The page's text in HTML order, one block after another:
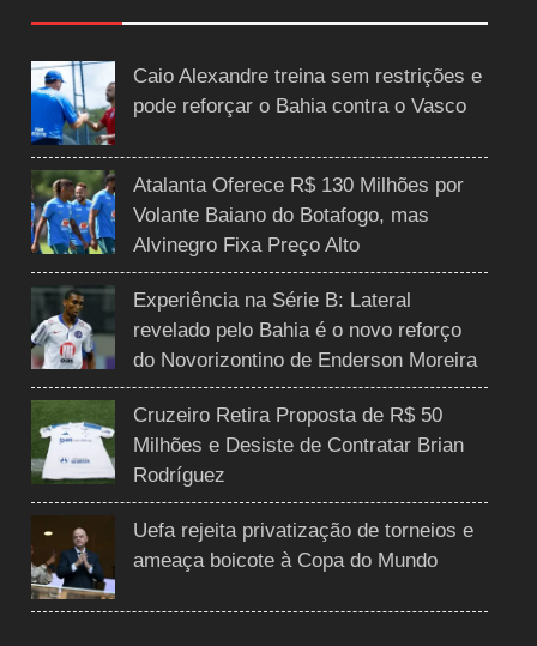
Caio Alexandre treina sem restrições e
pode reforçar o Bahia contra o Vasco
Atalanta Oferece R$ 130 Milhões por
Volante Baiano do Botafogo, mas
Alvinegro Fixa Preço Alto
Experiência na Série B: Lateral
revelado pelo Bahia é o novo reforço
do Novorizontino de Enderson Moreira
Cruzeiro Retira Proposta de R$ 50
Milhões e Desiste de Contratar Brian
Rodríguez
Uefa rejeita privatização de torneios e
ameaça boicote à Copa do Mundo